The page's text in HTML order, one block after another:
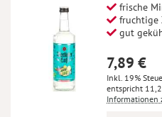
frische
fruchtige
gut
7,89 €
Inkl. 19%
Informationen